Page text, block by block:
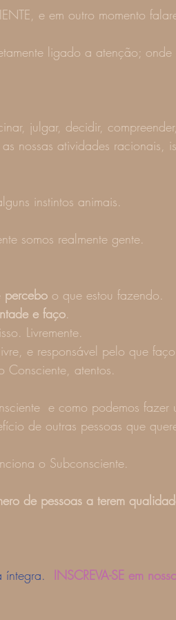
e em outro momento
ligado a atenção; onde
julgar, decidir,
nossas atividades racionais,
instintos animais.
somos realmente gente.
percebo o que estou fazendo.
e faço.
Livremente.
e responsável pelo que
Consciente, atentos.
e como podemos fazer
de outras pessoas que
o Subconsciente.
de pessoas a terem
íntegra. INSCREVA-SE em